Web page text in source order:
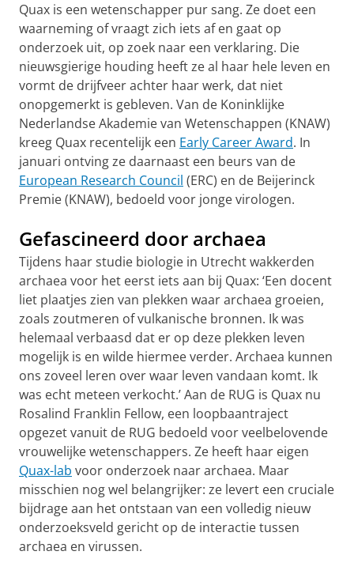
Quax is een wetenschapper pur sang. Ze doet een
waarneming of vraagt zich iets af en gaat op
onderzoek uit, op zoek naar een verklaring. Die
nieuwsgierige houding heeft ze al haar hele leven en
vormt de drijfveer achter haar werk, dat niet
onopgemerkt is gebleven. Van de Koninklijke
Nederlandse Akademie van Wetenschappen (KNAW)
kreeg Quax recentelijk een Early Career Award. In
januari ontving ze daarnaast een beurs van de
European Research Council (ERC) en de Beijerinck
Premie (KNAW), bedoeld voor jonge virologen.
Gefascineerd door archaea
Tijdens haar studie biologie in Utrecht wakkerden
archaea voor het eerst iets aan bij Quax: ‘Een docent
liet plaatjes zien van plekken waar archaea groeien,
zoals zoutmeren of vulkanische bronnen. Ik was
helemaal verbaasd dat er op deze plekken leven
mogelijk is en wilde hiermee verder. Archaea kunnen
ons zoveel leren over waar leven vandaan komt. Ik
was echt meteen verkocht.’ Aan de RUG is Quax nu
Rosalind Franklin Fellow, een loopbaantraject
opgezet vanuit de RUG bedoeld voor veelbelovende
vrouwelijke wetenschappers. Ze heeft haar eigen
Quax-lab voor onderzoek naar archaea. Maar
misschien nog wel belangrijker: ze levert een cruciale
bijdrage aan het ontstaan van een volledig nieuw
onderzoeksveld gericht op de interactie tussen
archaea en virussen.